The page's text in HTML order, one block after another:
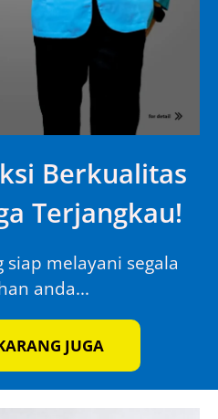
Berkualitas
Terjangkau!
siap melayani segala
anda...
JUGA